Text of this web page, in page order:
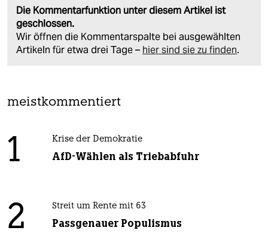
Die Kommentarfunktion unter diesem Artikel ist
geschlossen.
Wir öffnen die Kommentarspalte bei ausgewählten
Artikeln für etwa drei Tage – hier sind sie zu finden.
meistkommentiert
1 Krise der Demokratie
AfD-Wählen als Triebabfuhr
2 Streit um Rente mit 63
Passgenauer Populismus